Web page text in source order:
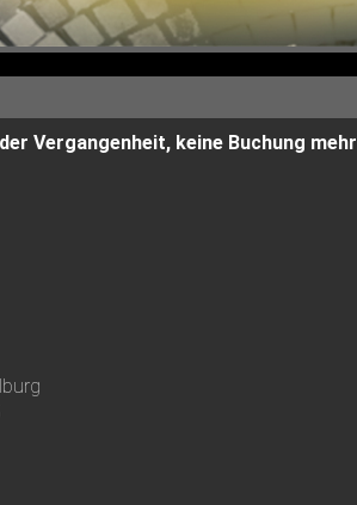
Vergangenheit, keine Buchung